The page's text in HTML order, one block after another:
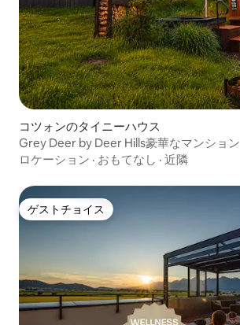
コツォンのタイニーハウス
Grey Deer by Deer Hills豪華なマンショ
ロケーション · おもてなし · 近隣
ゲストチョイス
ゲストチョイス